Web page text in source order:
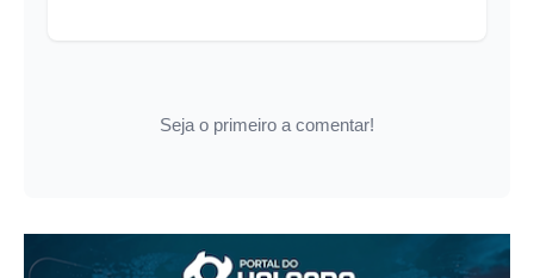
Seja o primeiro a comentar!